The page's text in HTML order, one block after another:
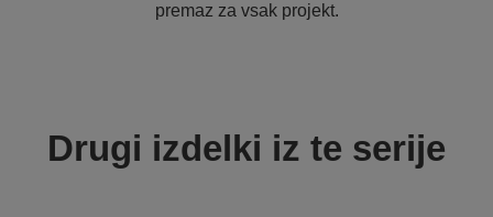
premaz za vsak projekt.
Drugi izdelki iz te serije